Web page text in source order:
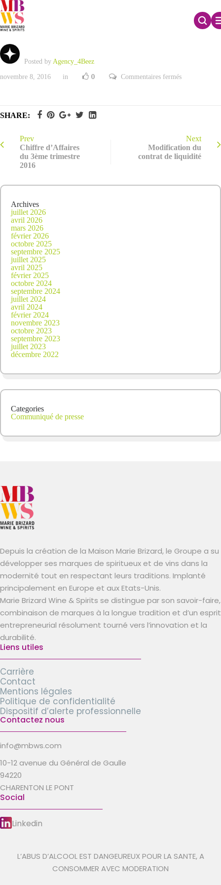
Présentation Chiffre d’Affaires T3 2016
Posted by Agency_4Beez
novembre 8, 2016 in 0 Commentaires ferméssur
SHARE:
Prev
Chiffre d’Affaires
du 3ème trimestre
2016
Next
Modification du
contrat de liquidité
Archives
juillet 2026
avril 2026
mars 2026
février 2026
octobre 2025
septembre 2025
juillet 2025
avril 2025
février 2025
octobre 2024
septembre 2024
juillet 2024
avril 2024
février 2024
novembre 2023
octobre 2023
septembre 2023
juillet 2023
décembre 2022
Categories
Communiqué de presse
Depuis la création de la Maison Marie Brizard, le Groupe a su
développer ses marques de spiritueux et de vins dans la
modernité tout en respectant leurs traditions. Implanté
principalement en Europe et aux Etats-Unis.
Marie Brizard Wine & Spirits se distingue par son savoir-faire,
combinaison de marques à la longue tradition et d’un esprit
entrepreneurial résolument tourné vers l’innovation et la
durabilité.
Liens utiles
Carrière
Contact
Mentions légales
Politique de confidentialité
Dispositif d’alerte professionnelle
Contactez nous
info@mbws.com
10-12 avenue du Général de Gaulle
94220
CHARENTON LE PONT
Social
Linkedin
L’ABUS D’ALCOOL EST DANGEUREUX POUR LA SANTE, A
CONSOMMER AVEC MODERATION